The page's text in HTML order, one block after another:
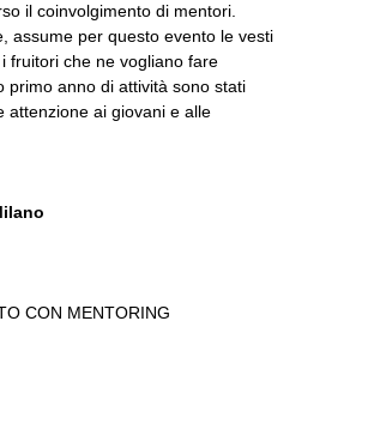
il coinvolgimento di mentori.
assume per questo evento le vesti
fruitori che ne vogliano fare
primo anno di attività sono stati
attenzione ai giovani e alle
CON MENTORING